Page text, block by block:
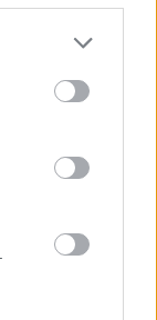
algún
de
se aplicarán
sitio web o